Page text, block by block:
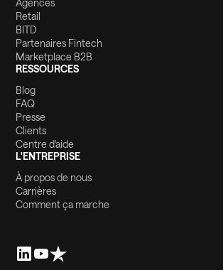
Retail
BITD
Partenaires Fintech
Marketplace B2B
RESSOURCES
Blog
FAQ
Presse
Clients
Centre d'aide
L'ENTREPRISE
À propos de nous
Carrières
Comment ça marche